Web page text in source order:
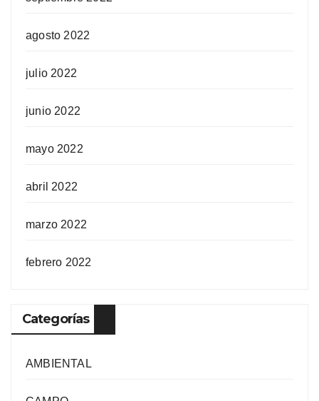
agosto 2022
julio 2022
junio 2022
mayo 2022
abril 2022
marzo 2022
febrero 2022
Categorías
AMBIENTAL